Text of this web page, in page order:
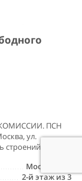
КОМИССИИ. ПСН
ул.
своя...
МосКомНед
2-й этаж из 3